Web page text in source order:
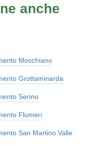
anche
Moschiano
Grottaminarda
Serino
Flumeri
San Martino Valle